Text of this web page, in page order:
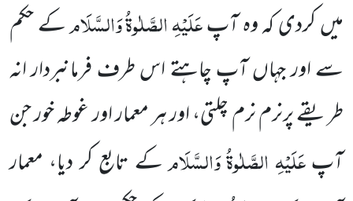
میں کردی کہ وہ آپعَلَیْہِالصَّلٰوۃُوَالسَّلَامکے حکم
سے اور جہاں آپ چاہتے اس طرف فرمانبردار انہ
طریقے پرنرم نرم چلتی، اور ہر معمار اور غوطہ خور جن
آپعَلَیْہِ الصَّلٰوۃُوَالسَّلَامکے تابع کر دیا، معمار